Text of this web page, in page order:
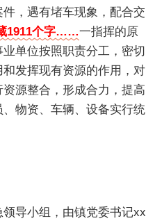
，遇有堵车现象，配合交
1911个字……一指挥的原
单位按照职责分工，密切
发挥现有资源的作用，对
源整合，形成合力，提高
物资、车辆、设备实行统
导小组，由镇党委书记xx